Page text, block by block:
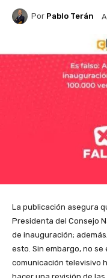
Por Pablo Terán
La publicación asegura
Presidenta del Consejo
de inauguración;
esto. Sin embargo, no
comunicación televisivo